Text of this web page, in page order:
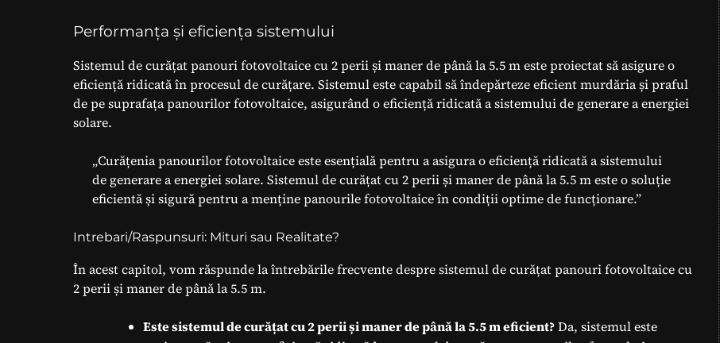
Performanța și eficiența sistemului
Sistemul de curățat panouri fotovoltaice cu 2 perii și maner de până la 5.5 m este proiectat să asigure o
eficiență ridicată în procesul de curățare. Sistemul este capabil să îndepărteze eficient murdăria și praful
de pe suprafața panourilor fotovoltaice, asigurând o eficiență ridicată a sistemului de generare a energiei
solare.
„Curățenia panourilor fotovoltaice este esențială pentru a asigura o eficiență ridicată a sistemului
de generare a energiei solare. Sistemul de curățat cu 2 perii și maner de până la 5.5 m este o soluție
eficientă și sigură pentru a menține panourile fotovoltaice în condiții optime de funcționare.”
Intrebari/Raspunsuri: Mituri sau Realitate?
În acest capitol, vom răspunde la întrebările frecvente despre sistemul de curățat panouri fotovoltaice cu
2 perii și maner de până la 5.5 m.
Este sistemul de curățat cu 2 perii și maner de până la 5.5 m eficient?Da, sistemul este